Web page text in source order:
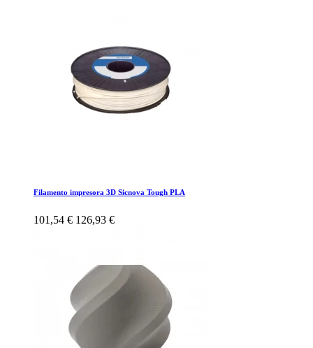
Filamento impresora 3D Sicnova Tough PLA
101,54 € 126,93 €